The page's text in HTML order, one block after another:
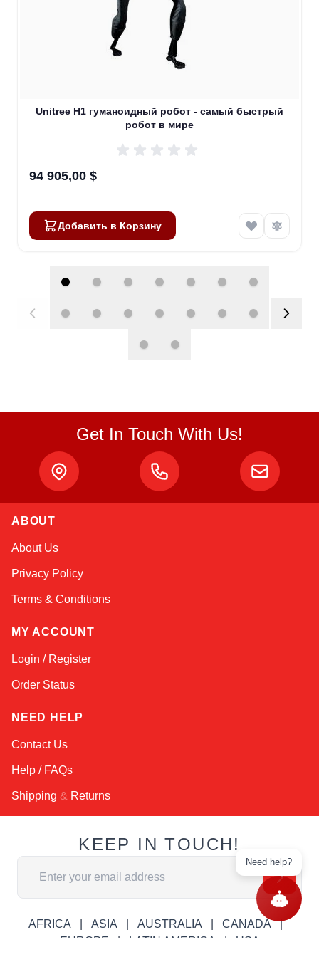
Unitree H1 гуманоидный робот - самый быстрый
робот в мире
94 905,00 $
Добавить в Корзину
Get In Touch With Us!
ABOUT
About Us
Privacy Policy
Terms & Conditions
MY ACCOUNT
Login / Register
Order Status
NEED HELP
Contact Us
Help / FAQs
Shipping & Returns
KEEP IN TOUCH!
Адрес электронной почты
AFRICA ASIA AUSTRALIA
CANADA
EUROPE
LATIN AMERICA USA
Need help?
Atlas
Online — robotics specialist